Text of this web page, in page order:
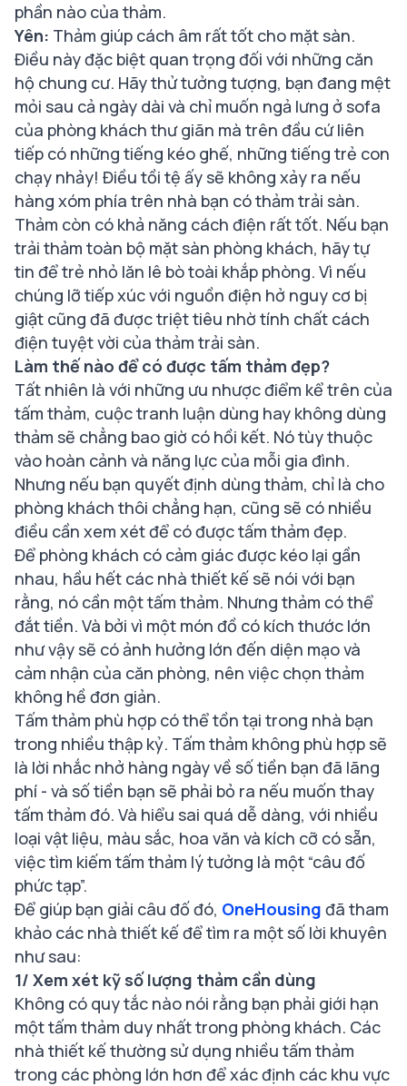
phần nào của thảm.
Yên: Thảm giúp cách âm rất tốt cho mặt sàn.
Điều này đặc biệt quan trọng đối với những căn
hộ chung cư. Hãy thử tưởng tượng, bạn đang mệt
mỏi sau cả ngày dài và chỉ muốn ngả lưng ở sofa
của phòng khách thư giãn mà trên đầu cứ liên
tiếp có những tiếng kéo ghế, những tiếng trẻ con
chạy nhảy! Điều tồi tệ ấy sẽ không xảy ra nếu
hàng xóm phía trên nhà bạn có thảm trải sàn.
Thảm còn có khả năng cách điện rất tốt. Nếu bạn
trải thảm toàn bộ mặt sàn phòng khách, hãy tự
tin để trẻ nhỏ lăn lê bò toài khắp phòng. Vì nếu
chúng lỡ tiếp xúc với nguồn điện hở nguy cơ bị
giật cũng đã được triệt tiêu nhờ tính chất cách
điện tuyệt vời của thảm trải sàn.
Làm thế nào để có được tấm thảm đẹp?
Tất nhiên là với những ưu nhược điểm kể trên của
tấm thảm, cuộc tranh luận dùng hay không dùng
thảm sẽ chẳng bao giờ có hồi kết. Nó tùy thuộc
vào hoàn cảnh và năng lực của mỗi gia đình.
Nhưng nếu bạn quyết định dùng thảm, chỉ là cho
phòng khách thôi chẳng hạn, cũng sẽ có nhiều
điều cần xem xét để có được tấm thảm đẹp.
Để phòng khách có cảm giác được kéo lại gần
nhau, hầu hết các nhà thiết kế sẽ nói với bạn
rằng, nó cần một tấm thảm. Nhưng thảm có thể
đắt tiền. Và bởi vì một món đồ có kích thước lớn
như vậy sẽ có ảnh hưởng lớn đến diện mạo và
cảm nhận của căn phòng, nên việc chọn thảm
không hề đơn giản.
Tấm thảm phù hợp có thể tồn tại trong nhà bạn
trong nhiều thập kỷ. Tấm thảm không phù hợp sẽ
là lời nhắc nhở hàng ngày về số tiền bạn đã lãng
phí - và số tiền bạn sẽ phải bỏ ra nếu muốn thay
tấm thảm đó. Và hiểu sai quá dễ dàng, với nhiều
loại vật liệu, màu sắc, hoa văn và kích cỡ có sẵn,
việc tìm kiếm tấm thảm lý tưởng là một “câu đố
phức tạp”.
Để giúp bạn giải câu đố đó, OneHousing đã tham
khảo các nhà thiết kế để tìm ra một số lời khuyên
như sau:
1/ Xem xét kỹ số lượng thảm cần dùng
Không có quy tắc nào nói rằng bạn phải giới hạn
một tấm thảm duy nhất trong phòng khách. Các
nhà thiết kế thường sử dụng nhiều tấm thảm
trong các phòng lớn hơn để xác định các khu vực